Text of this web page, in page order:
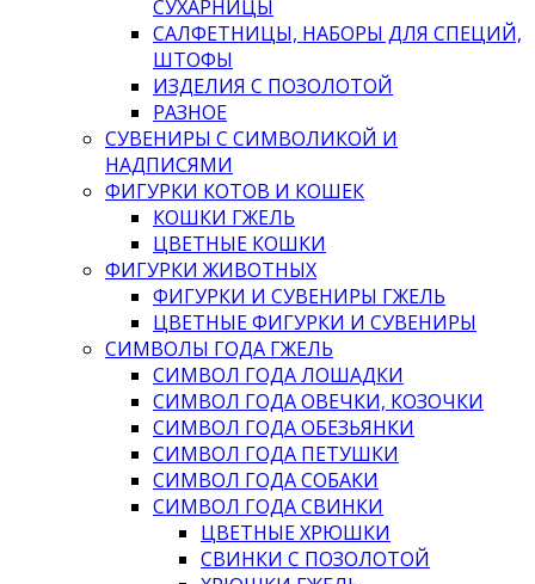
СУХАРНИЦЫ
САЛФЕТНИЦЫ, НАБОРЫ ДЛЯ СПЕЦИЙ,
ШТОФЫ
ИЗДЕЛИЯ С ПОЗОЛОТОЙ
РАЗНОЕ
СУВЕНИРЫ С СИМВОЛИКОЙ И
НАДПИСЯМИ
ФИГУРКИ КОТОВ И КОШЕК
КОШКИ ГЖЕЛЬ
ЦВЕТНЫЕ КОШКИ
ФИГУРКИ ЖИВОТНЫХ
ФИГУРКИ И СУВЕНИРЫ ГЖЕЛЬ
ЦВЕТНЫЕ ФИГУРКИ И СУВЕНИРЫ
СИМВОЛЫ ГОДА ГЖЕЛЬ
СИМВОЛ ГОДА ЛОШАДКИ
СИМВОЛ ГОДА ОВЕЧКИ, КОЗОЧКИ
СИМВОЛ ГОДА ОБЕЗЬЯНКИ
СИМВОЛ ГОДА ПЕТУШКИ
СИМВОЛ ГОДА СОБАКИ
СИМВОЛ ГОДА СВИНКИ
ЦВЕТНЫЕ ХРЮШКИ
СВИНКИ С ПОЗОЛОТОЙ